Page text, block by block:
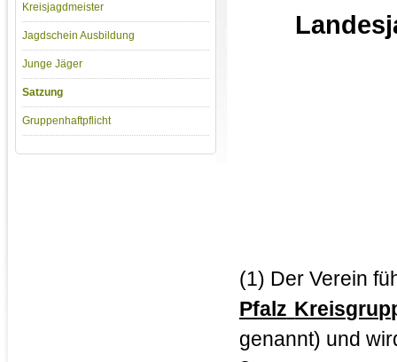
(1) Der Verein
Pfalz
genannt) und
Kreisjagdmeister
Jagdschein Ausbildung
Junge Jäger
Satzung
Gruppenhaftpflicht